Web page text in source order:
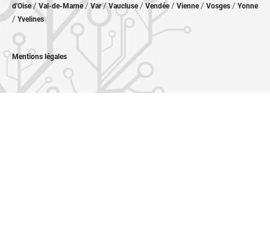
d'Oise/ Val-de-Marne/Var/Vaucluse/ Vendée/ Vienne/ Vosges / Yonne
/ Yvelines
Mentions légales